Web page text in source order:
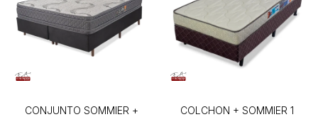
CONJUNTO SOMMIER + COLCHON + SOMMIER 1